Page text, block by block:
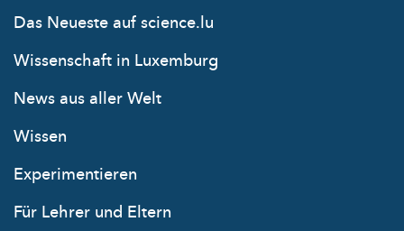
Das Neueste auf science.lu
Wissenschaft in Luxemburg
News aus aller Welt
Wissen
Experimentieren
Für Lehrer und Eltern